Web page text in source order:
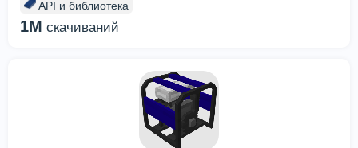
API и библиотека
1M скачиваний